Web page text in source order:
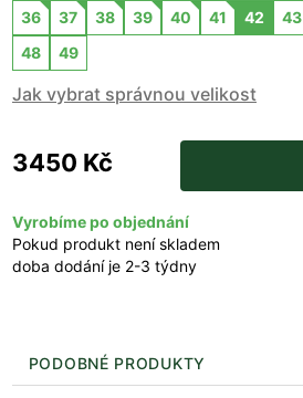
36 37 38 39 40 41 42 43
48
49
Jak vybrat správnou velikost
3450 Kč
Vyrobíme po objednání
Pokud produkt není skladem
doba dodání je 2-3 týdny
PODOBNÉ PRODUKTY